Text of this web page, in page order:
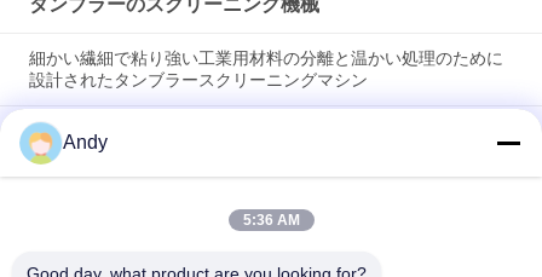
細かい繊細で粘り強い工業用材料の分離と温かい処理のために
設計されたタンブラースクリーニングマシン
業界向けに、メンテナンスが容易で、壊れやすい微細で粘着性
のある材料を優しくふるい分けるように設計されたタンブラー
式ふるい分け機
高容量タムラースクリーニングマシン 多レベルの粒子のサイズ
Andy
5:36 AM